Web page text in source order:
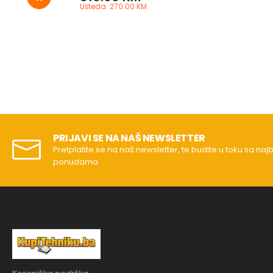
Ušteda: 270.00 KM
PRIJAVI SE NA NAŠ NEWSLETTER
Pretplatite se na naš newsletter, te budite u toku sa
ponudama